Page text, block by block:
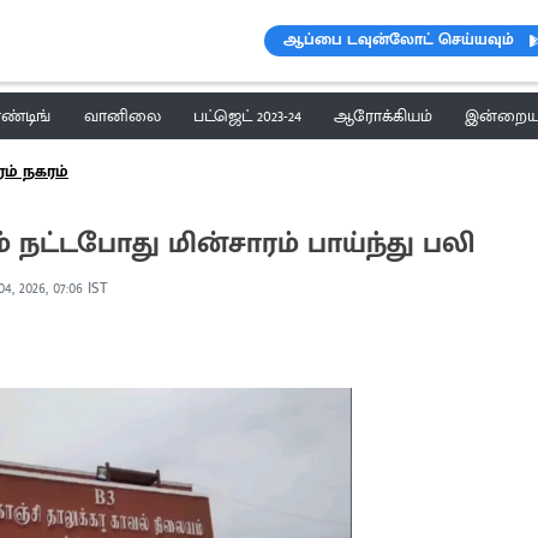
ஆப்பை டவுன்லோட் செய்யவும்
வானிலை பட்ஜெட் 2023-24 ஆரோக்கியம் இன்றைய
நகரம்
நட்டபோது மின்சாரம் பாய்ந்து பலி
2026, 07:06 IST